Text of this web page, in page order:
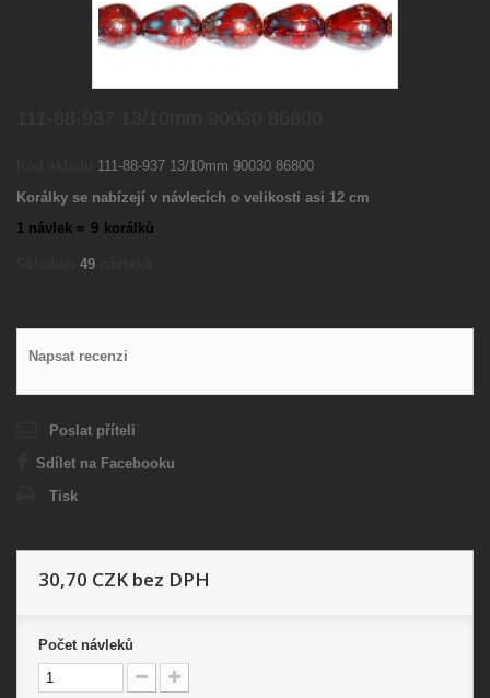
111-88-937 13/10mm 90030 86800
Korálky se nabízejí v návlecích o velikosti asi 12 cm
1 návlek = 9 korálků
49
Napsat recenzi
Poslat příteli
Sdílet na Facebooku
Tisk
30,70 CZK bez DPH
Počet návleků